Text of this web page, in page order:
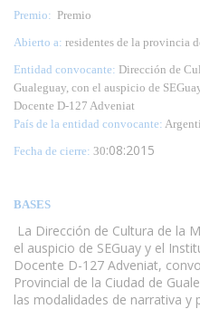
Premio: Premio
Abierto a: residentes de la provincia
Entidad convocante: Dirección de
Gualeguay, con el auspicio de
Docente D-127 Adveniat
País de la entidad convocante:
Fecha de cierre: 30:08:2015
BASES
La Dirección de Cultura de la
el auspicio de SEGuay y el
Docente D-127 Adveniat,
Provincial de la Ciudad de
las modalidades de narrativa y